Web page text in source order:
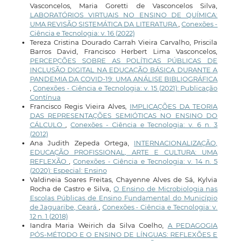
Vasconcelos, Maria Goretti de Vasconcelos Silva,
LABORATÓRIOS VIRTUAIS NO ENSINO DE QUÍMICA:
UMA REVISÃO SISTEMÁTICA DA LITERATURA ,Conexões -
Ciência e Tecnologia: v. 16 (2022)
Tereza Cristina Dourado Carrah Vieira Carvalho, Priscila
Barros David, Francisco Herbert Lima Vasconcelos,
PERCEPÇÕES SOBRE AS POLÍTICAS PÚBLICAS DE
INCLUSÃO DIGITAL NA EDUCAÇÃO BÁSICA DURANTE A
PANDEMIA DA COVID-19: UMA ANÁLISE BIBLIOGRÁFICA
,Conexões - Ciência e Tecnologia: v. 15 (2021): Publicação
Contínua
Francisco Regis Vieira Alves, IMPLICAÇÕES DA TEORIA
DAS REPRESENTAÇÕES SEMIÓTICAS NO ENSINO DO
CÁLCULO
,Conexões - Ciência e Tecnologia: v. 6 n. 3
(2012)
Ana Judith Zepeda Ortega, INTERNACIONALIZAÇÃO,
EDUCAÇÃO PROFISSIONAL, ARTE E CULTURA: UMA
REFLEXÃO
,Conexões - Ciência e Tecnologia: v. 14 n. 5
(2020): Especial: Ensino
Valdineia Soares Freitas, Chayenne Alves de Sá, Kylvia
Rocha de Castro e Silva, O Ensino de Microbiologia nas
Escolas Públicas de Ensino Fundamental do Município
de Jaguaribe, Ceará
Conexões - Ciência e Tecnologia: v.
12 n. 1 (2018)
Iandra Maria Weirich da Silva Coelho, A PEDAGOGIA
PÓS-MÉTODO E O ENSINO DE LÍNGUAS: REFLEXÕES E